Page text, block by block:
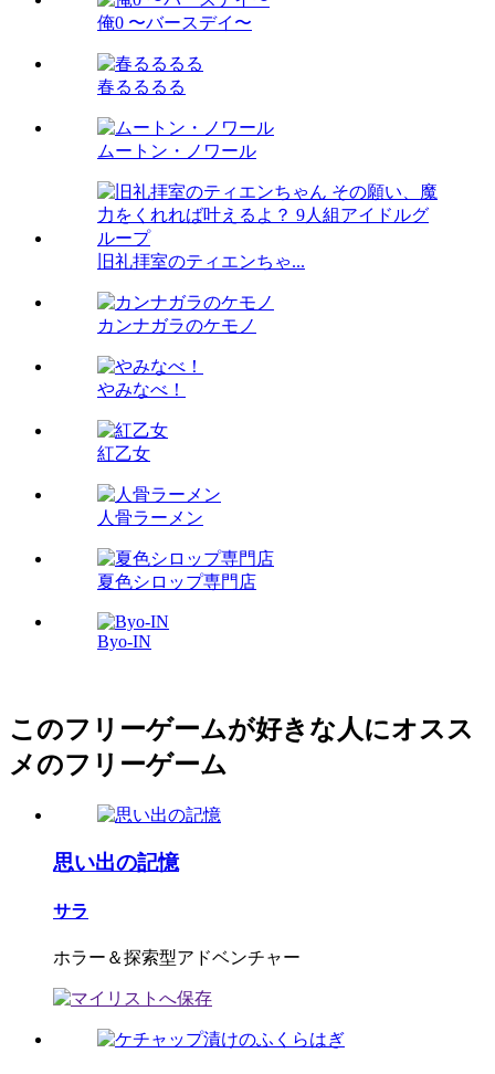
俺0 〜バースデイ〜
春るるるる
ムートン・ノワール
旧礼拝室のティエンちゃ...
カンナガラのケモノ
やみなべ！
紅乙女
人骨ラーメン
夏色シロップ専門店
Byo-IN
このフリーゲームが好きな人にオスス
メのフリーゲーム
思い出の記憶
サラ
ホラー＆探索型アドベンチャー